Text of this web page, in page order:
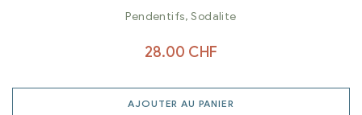
Pendentifs,Sodalite
28.00 CHF
AJOUTER AU PANIER